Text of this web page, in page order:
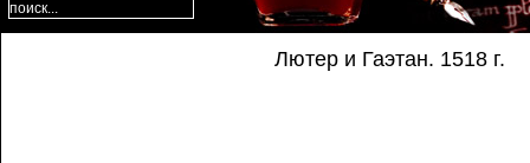
Лютер и Гаэтан. 1518 г.